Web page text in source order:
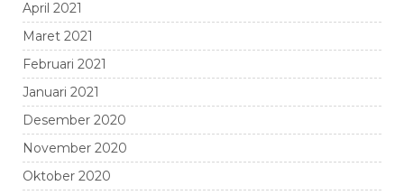
April 2021
Maret 2021
Februari 2021
Januari 2021
Desember 2020
November 2020
Oktober 2020